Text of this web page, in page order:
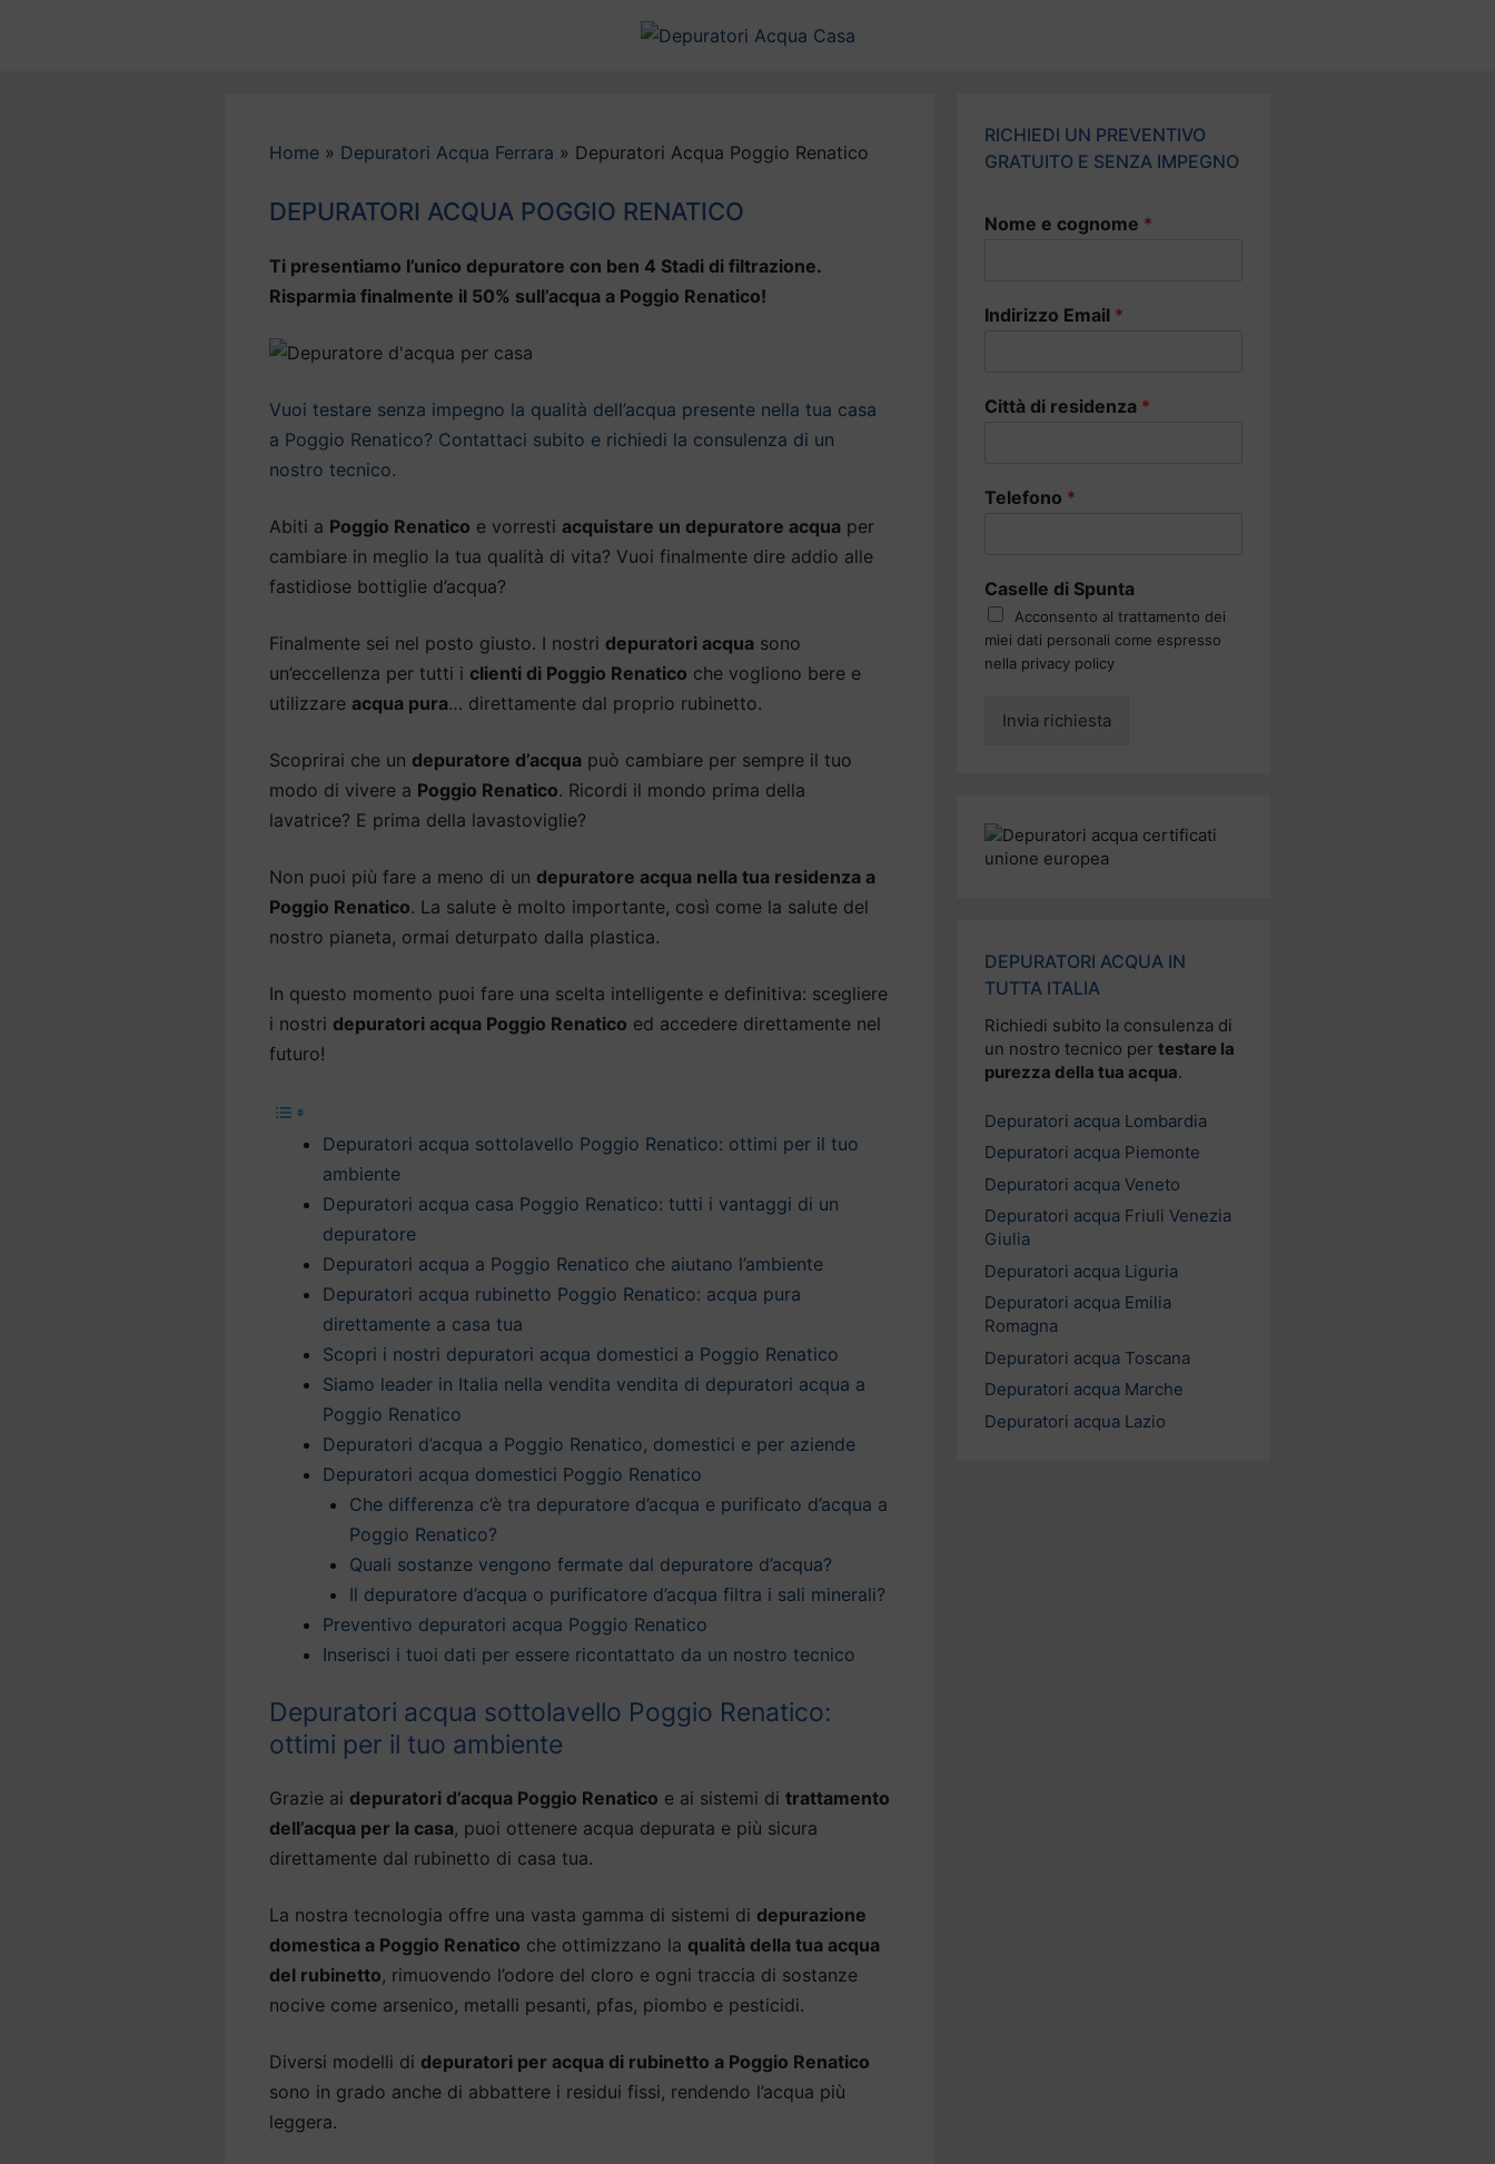
Home » Depuratori Acqua Ferrara » Depuratori Acqua Poggio Renatico
DEPURATORI ACQUA POGGIO RENATICO
Ti presentiamo l’unico depuratore con ben 4 Stadi di filtrazione.
Risparmia finalmente il 50% sull’acqua a Poggio Renatico!
Vuoi testare senza impegno la qualità dell’acqua presente nella tua casa
a Poggio Renatico? Contattaci subito e richiedi la consulenza di un
nostro tecnico.
Abiti a Poggio Renatico e vorresti acquistare un depuratore acqua per
cambiare in meglio la tua qualità di vita? Vuoi finalmente dire addio alle
fastidiose bottiglie d’acqua?
Finalmente sei nel posto giusto. I nostri depuratori acqua sono
un’eccellenza per tutti i clienti di Poggio Renatico che vogliono bere e
utilizzare acqua pura… direttamente dal proprio rubinetto.
Scoprirai che un depuratore d’acqua può cambiare per sempre il tuo
modo di vivere a Poggio Renatico. Ricordi il mondo prima della
lavatrice? E prima della lavastoviglie?
Non puoi più fare a meno di un depuratore acqua nella tua residenza a
Poggio Renatico. La salute è molto importante, così come la salute del
nostro pianeta, ormai deturpato dalla plastica.
In questo momento puoi fare una scelta intelligente e definitiva: scegliere
i nostri depuratori acqua Poggio Renatico ed accedere direttamente nel
futuro!
Depuratori acqua sottolavello Poggio Renatico: ottimi per il tuo
ambiente
Depuratori acqua casa Poggio Renatico: tutti i vantaggi di un
depuratore
Depuratori acqua a Poggio Renatico che aiutano l’ambiente
Depuratori acqua rubinetto Poggio Renatico: acqua pura
direttamente a casa tua
Scopri i nostri depuratori acqua domestici a Poggio Renatico
Siamo leader in Italia nella vendita vendita di depuratori acqua a
Poggio Renatico
Depuratori d’acqua a Poggio Renatico, domestici e per aziende
Depuratori acqua domestici Poggio Renatico
Che differenza c’è tra depuratore d’acqua e purificato d’acqua a
Poggio Renatico?
Quali sostanze vengono fermate dal depuratore d’acqua?
Il depuratore d’acqua o purificatore d’acqua filtra i sali minerali?
Preventivo depuratori acqua Poggio Renatico
Inserisci i tuoi dati per essere ricontattato da un nostro tecnico
Depuratori acqua sottolavello Poggio Renatico:
ottimi per il tuo ambiente
Grazie ai depuratori d’acqua Poggio Renatico e ai sistemi di trattamento
dell’acqua per la casa, puoi ottenere acqua depurata e più sicura
direttamente dal rubinetto di casa tua.
La nostra tecnologia offre una vasta gamma di sistemi di depurazione
domestica a Poggio Renatico che ottimizzano la qualità della tua acqua
del rubinetto, rimuovendo l’odore del cloro e ogni traccia di sostanze
nocive come arsenico, metalli pesanti, pfas, piombo e pesticidi.
Diversi modelli di depuratori per acqua di rubinetto a Poggio Renatico
sono in grado anche di abbattere i residui fissi, rendendo l’acqua più
leggera.
RICHIEDI UN PREVENTIVO
GRATUITO E SENZA IMPEGNO
Nome e cognome *
Indirizzo Email *
Città di residenza *
Telefono *
Caselle di Spunta
Acconsento al trattamento dei
miei dati personali come espresso
nella privacy policy
Invia richiesta
DEPURATORI ACQUA IN
TUTTA ITALIA
Richiedi subito la consulenza di
un nostro tecnico per testare la
purezza della tua acqua.
Depuratori acqua Lombardia
Depuratori acqua Piemonte
Depuratori acqua Veneto
Depuratori acqua Friuli Venezia
Giulia
Depuratori acqua Liguria
Depuratori acqua Emilia
Romagna
Depuratori acqua Toscana
Depuratori acqua Marche
Depuratori acqua Lazio